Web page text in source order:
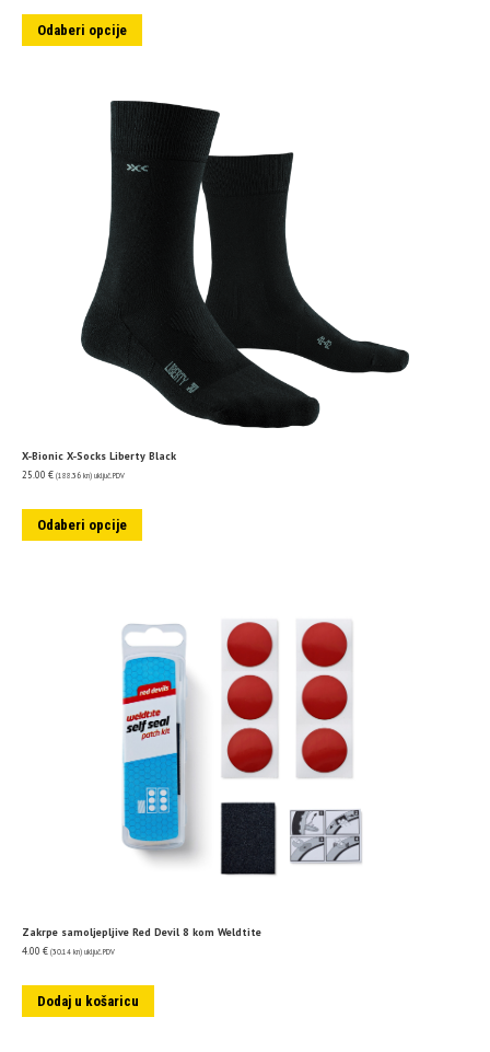
Odaberi opcije
X-Bionic X-Socks Liberty Black
25.00 € (188.36 kn) uključ. PDV
Odaberi opcije
Zakrpe samoljepljive Red Devil 8 kom Weldtite
4.00 € (30.14 kn) uključ. PDV
Dodaj u košaricu